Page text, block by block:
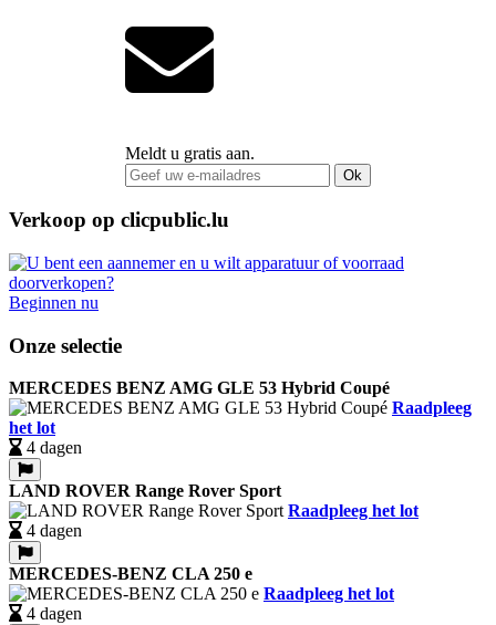
Meldt u gratis aan.
Ok
Verkoop op clicpublic.lu
Beginnen nu
Onze selectie
MERCEDES BENZ AMG GLE 53 Hybrid Coupé
Raadpleeg
het lot
4 dagen
LAND ROVER Range Rover Sport
Raadpleeg het lot
4 dagen
MERCEDES-BENZ CLA 250 e
Raadpleeg het lot
4 dagen